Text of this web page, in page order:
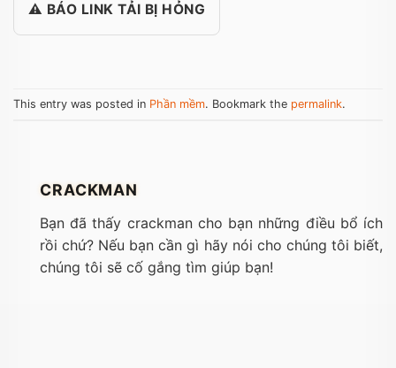
⚠️ BÁO LINK TẢI BỊ HỎNG
This entry was posted in Phần mềm. Bookmark the permalink.
CRACKMAN
Bạn đã thấy crackman cho bạn những điều bổ ích
rồi chứ? Nếu bạn cần gì hãy nói cho chúng tôi biết,
chúng tôi sẽ cố gắng tìm giúp bạn!